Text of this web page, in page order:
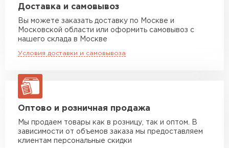
Машина до 20 тн до 80 м3
Манипулятор до 5 тн
макс. длина груза 6 м
от 7 000 руб
макс. длина груза 8 м
Манипулятор до 20 тн
макс. длина груза 13,5 м
ЗАКАЗАТЬ С ДОСТАВКОЙ
Доставка и самовывоз
Вы можете заказать доставку по Москве и
Московской области или оформить самовывоз с
нашего склада в Москве
Условия доставки и самовывоза
Оптово и розничная продажа
Мы продаем товары как в розницу, так и оптом. В
зависимости от объемов заказа мы предоставляем
клиентам персональные скидки